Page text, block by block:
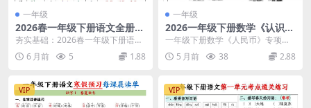
一年级
2026春一年级下册语文全册生
字音序预习卡同步专项查字典
夯实基础：2026春一年级下册语文
生字音序预习卡核心解析 大家好，
我是学科星。进...
6 月前 5 1.88
一年级
2026一年级下册数学《认识人
民币》专项检测卷及测试题电
一年级下册数学《人民币》专项检
测卷：掌握生活中的数学 各位家长
和同学，学科星今天...
5 月前 38 2.88
VIP VIP